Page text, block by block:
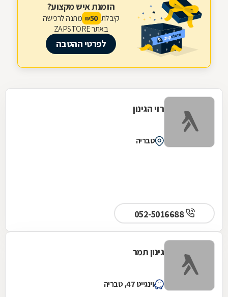
הזמנת איש מקצוע?
קיבלת 50
₪ מתנה לרכישה
באתר ZAPSTORE
לפרטי ההטבה
רזי הגינון
טבריה
052-5016688
גינון תמר
וינגייט 47, טבריה